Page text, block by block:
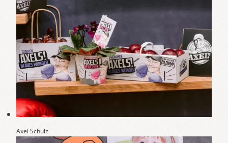
Axel Schulz